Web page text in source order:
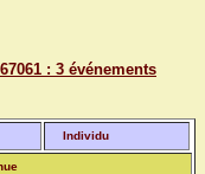
: 3 événements
Individu